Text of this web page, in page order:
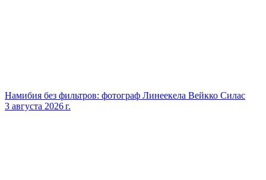
Намибия без фильтров: фотограф Линеекела Вейкко Силас
3 августа 2026 г.